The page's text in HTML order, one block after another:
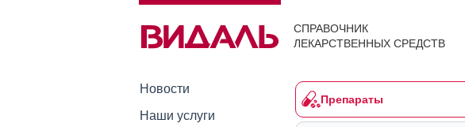
СПРАВОЧНИК
ЛЕКАРСТВЕННЫХ СРЕДСТВ
Новости
Наши услуги
Препараты